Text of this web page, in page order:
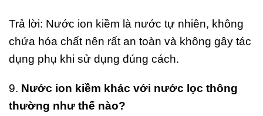
Trả lời: Nước ion kiềm là nước tự nhiên, không
chứa hóa chất nên rất an toàn và không gây tác
dụng phụ khi sử dụng đúng cách.
9. Nước ion kiềm khác với nước lọc thông
thường như thế nào?